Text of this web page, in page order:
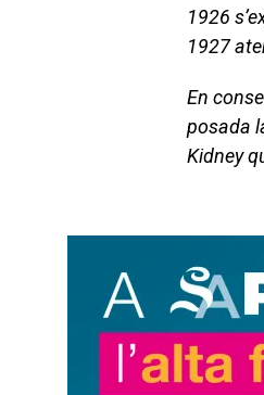
1926
1927
En
posada
Kidney